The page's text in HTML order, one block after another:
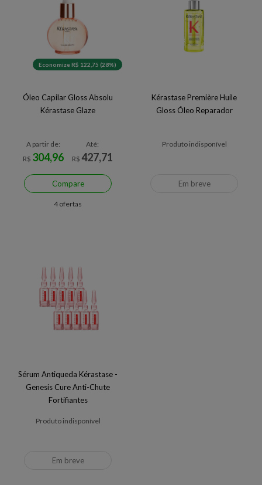
Economize R$ 122,75 (28%)
Óleo Capilar Gloss Absolu
Kérastase Glaze
A partir de:
R$ 304,96
Até:
R$ 427,71
Compare
4 ofertas
Kérastase Première Huile
Gloss Óleo Reparador
Produto indisponível
Em breve
Sérum Antiqueda Kérastase -
Genesis Cure Anti-Chute
Fortifiantes
Produto indisponível
Em breve